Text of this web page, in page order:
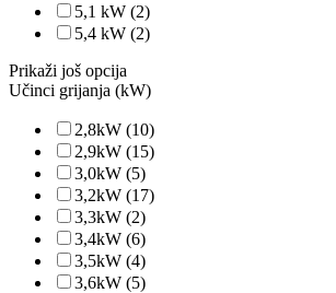
5,1 kW (2)
5,4 kW (2)
Prikaži još opcija
Učinci grijanja (kW)
2,8kW (10)
2,9kW (15)
3,0kW (5)
3,2kW (17)
3,3kW (2)
3,4kW (6)
3,5kW (4)
3,6kW (5)